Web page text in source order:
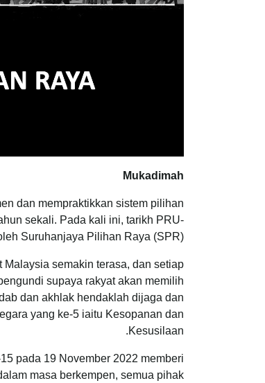
Mukadimah
dan mempraktikkan sistem pilihan
sekali. Pada kali ini, tarikh PRU-
Suruhanjaya Pilihan Raya (SPR).
semakin terasa, dan setiap
supaya rakyat akan memilih
dan akhlak hendaklah dijaga dan
yang ke-5 iaitu Kesopanan dan
Kesusilaan.
pada 19 November 2022 memberi
masa berkempen, semua pihak